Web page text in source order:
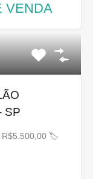
VENDA
SP
R$5.500,00 🏷